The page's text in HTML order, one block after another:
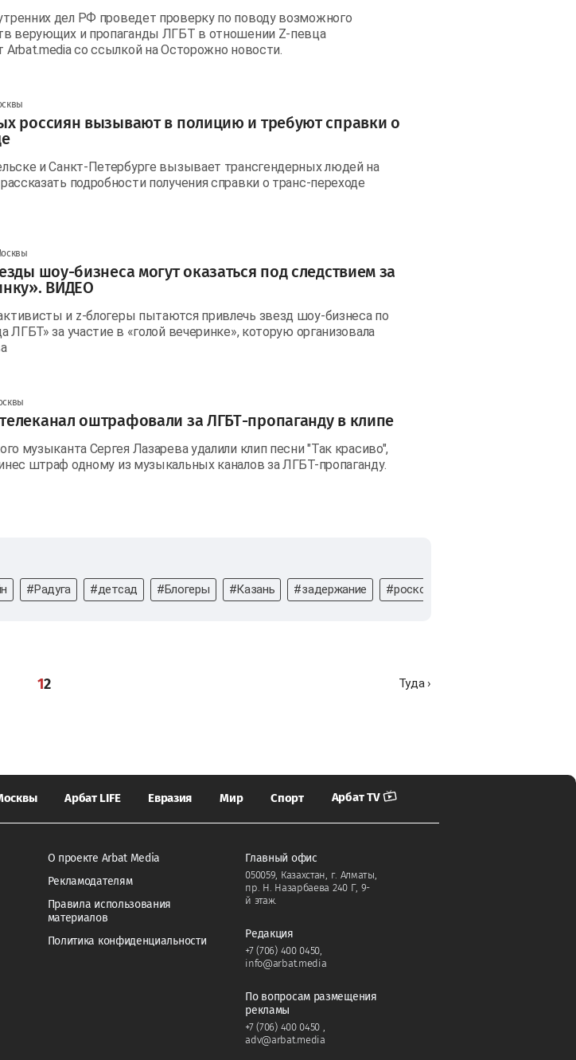
дел РФ проведет проверку по поводу возможного
верующих и пропаганды ЛГБТ в отношении Z-певца
Arbat.media со ссылкой на Осторожно новости.
россиян вызывают в полицию и требуют справки о
и Санкт-Петербурге вызывает трансгендерных людей на
подробности получения справки о транс-переходе
шоу-бизнеса могут оказаться под следствием за
ВИДЕО
и z-блогеры пытаются привлечь звезд шоу-бизнеса по
ЛГБТ» за участие в «голой вечеринке», которую организовала
оштрафовали за ЛГБТ-пропаганду в клипе
музыканта Сергея Лазарева удалили клип песни "Так красиво",
штраф одному из музыкальных каналов за ЛГБТ-пропаганду.
#Радуга #детсад #Блогеры #Казань #задержание #роскомнадзор
12 Туда ›
Арбат LIFE Евразия Мир Спорт Арбат TV
О проекте Arbat Media
Рекламодателям
Правила использования
материалов
Политика конфиденциальности
Главный офис
050059, Казахстан, г. Алматы,
пр. Н. Назарбаева 240 Г, 9-
й этаж.
Редакция
+7 (706) 400 0450
info@arbat.media
По вопросам размещения
рекламы
+7 (706) 400 0450
adv@arbat.media